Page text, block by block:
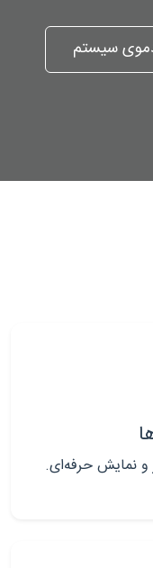
سیستم
و نمایش حرفه‌ای.